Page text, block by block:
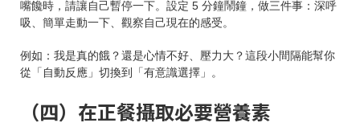
嘴饞時，請讓自己暫停一下。設定 5 分鐘鬧鐘，做三件事：深呼
吸、簡單走動一下、觀察自己現在的感受。
例如：我是真的餓？還是心情不好、壓力大？這段小間隔能幫你
從「自動反應」切換到「有意識選擇」。
（四）在正餐攝取必要營養素